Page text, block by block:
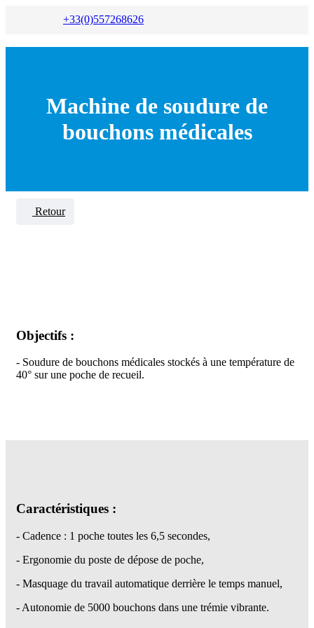
+33(0)557268626
Machine de soudure de
bouchons médicales
Retour
Objectifs :
- Soudure de bouchons médicales stockés à une température de
40° sur une poche de recueil.
Caractéristiques :
- Cadence : 1 poche toutes les 6,5 secondes,
- Ergonomie du poste de dépose de poche,
- Masquage du travail automatique derrière le temps manuel,
- Autonomie de 5000 bouchons dans une trémie vibrante.